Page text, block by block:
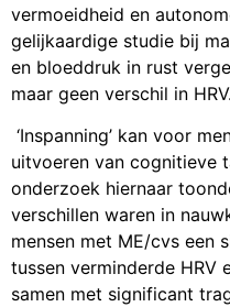
vermoeidheid en
gelijkaardige studie bij
en bloeddruk in rust
maar geen verschil in HRV.
‘Inspanning’ kan voor
uitvoeren van cognitieve
onderzoek hiernaar
verschillen waren in
mensen met ME/cvs een
tussen verminderde HRV
samen met significant